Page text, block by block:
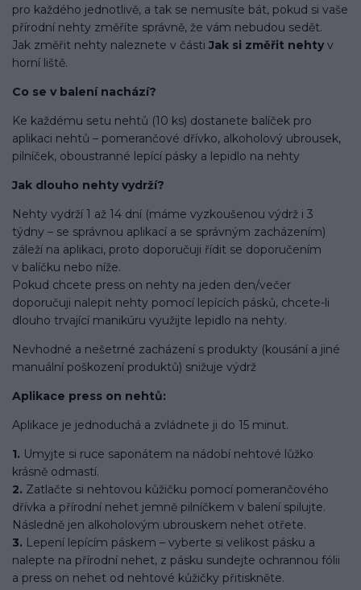
pro každého jednotlivě, a tak se nemusíte bát, pokud si vaše
přírodní nehty změříte správně, že vám nebudou sedět.
Jak změřit nehty naleznete v části Jak si změřit nehty v
horní liště.
Co se v balení nachází?
Ke každému setu nehtů (10 ks) dostanete balíček pro
aplikaci nehtů – pomerančové dřívko, alkoholový ubrousek,
pilníček, oboustranné lepící pásky a lepidlo na nehty
Jak dlouho nehty vydrží?
Nehty vydrží 1 až 14 dní (máme vyzkoušenou výdrž i 3
týdny – se správnou aplikací a se správným zacházením)
záleží na aplikaci, proto doporučuji řídit se doporučením
v balíčku nebo níže.
Pokud chcete press on nehty na jeden den/večer
doporučuji nalepit nehty pomocí lepících pásků, chcete-li
dlouho trvající manikúru využijte lepidlo na nehty.
Nevhodné a nešetrné zacházení s produkty (kousání a jiné
manuální poškození produktů) snižuje výdrž
Aplikace press on nehtů:
Aplikace je jednoduchá a zvládnete ji do 15 minut.
1. Umyjte si ruce saponátem na nádobí nehtové lůžko
krásně odmastí.
2. Zatlačte si nehtovou kůžičku pomocí pomerančového
dřívka a přírodní nehet jemně pilníčkem v balení spilujte.
Následně jen alkoholovým ubrouskem nehet otřete.
3. Lepení lepícím páskem – vyberte si velikost pásku a
nalepte na přírodní nehet, z pásku sundejte ochrannou fólii
a press on nehet od nehtové kůžičky přitiskněte.